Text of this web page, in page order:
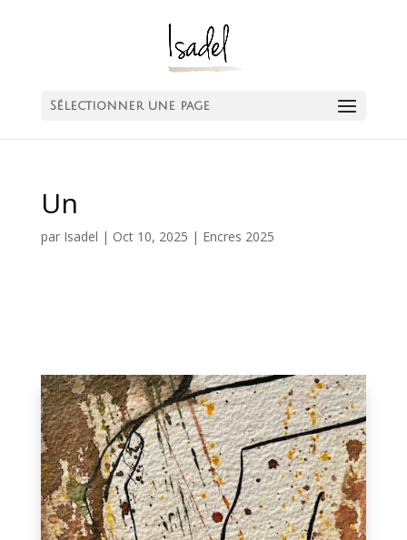
Sélectionner une page
Un
par Isadel | Oct 10, 2025 | Encres 2025